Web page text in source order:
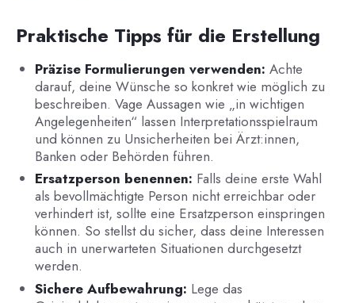
Praktische Tipps für die Erstellung
Präzise Formulierungen verwenden: Achte
darauf, deine Wünsche so konkret wie möglich zu
beschreiben. Vage Aussagen wie „in wichtigen
Angelegenheiten“ lassen Interpretationsspielraum
und können zu Unsicherheiten bei Ärzt:innen,
Banken oder Behörden führen.
Ersatzperson benennen: Falls deine erste Wahl
als bevollmächtigte Person nicht erreichbar oder
verhindert ist, sollte eine Ersatzperson einspringen
können. So stellst du sicher, dass deine Interessen
auch in unerwarteten Situationen durchgesetzt
werden.
Sichere Aufbewahrung: Lege das